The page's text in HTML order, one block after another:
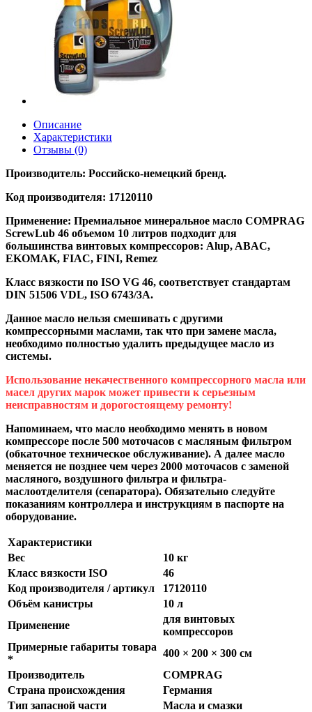
Описание
Характеристики
Отзывы (0)
Производитель: Российско-немецкий бренд.
Код производителя: 17120110
Применение: Премиальное минеральное масло COMPRAG
ScrewLub 46 объемом 10 литров подходит для
большинства винтовых компрессоров: Alup, ABAC,
EKOMAK, FIAC, FINI, Remez
Класс вязкости по ISO VG 46, соответствует стандартам
DIN 51506 VDL, ISO 6743/3A.
Данное масло нельзя смешивать с другими
компрессорными маслами, так что при замене масла,
необходимо полностью удалить предыдущее масло из
системы.
Использование некачественного компрессорного масла или
масел других марок может привести к серьезным
неисправностям и дорогостоящему ремонту!
Напоминаем, что масло необходимо менять в новом
компрессоре после 500 моточасов с масляным фильтром
(обкаточное техническое обслуживание). А далее масло
меняется не позднее чем через 2000 моточасов с заменой
масляного, воздушного фильтра и фильтра-
маслоотделителя (сепаратора). Обязательно следуйте
показаниям контроллера и инструкциям в паспорте на
оборудование.
Характеристики
Вес
10 кг
Класс вязкости ISO
46
Код производителя / артикул
17120110
Объём канистры
10 л
Применение
для винтовых
компрессоров
Примерные габариты товара
*
400 × 200 × 300 см
Производитель
COMPRAG
Страна происхождения
Германия
Тип запасной части
Масла и смазки